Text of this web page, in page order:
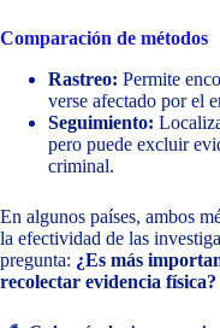
Comparación de métodos
Rastreo: Permite
verse afectado por el
Seguimiento:
pero puede excluir
criminal.
En algunos países, ambos
la efectividad de las
pregunta: ¿Es más
recolectar evidencia física?